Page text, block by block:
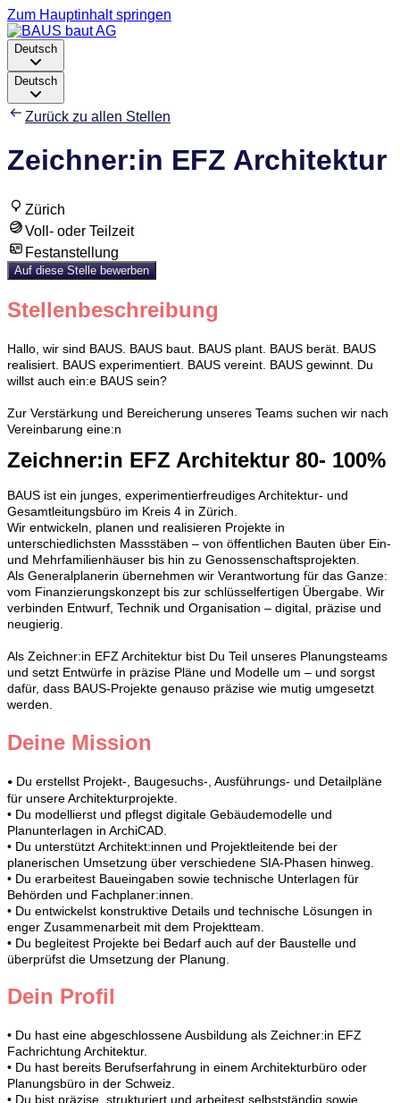
Zum Hauptinhalt springen
Deutsch
Deutsch
Zurück zu allen Stellen
Zeichner:in EFZ Architektur
Zürich
Voll- oder Teilzeit
Festanstellung
Auf diese Stelle bewerben
Stellenbeschreibung
Hallo, wir sind BAUS. BAUS baut. BAUS plant. BAUS berät. BAUS
realisiert. BAUS experimentiert. BAUS vereint. BAUS gewinnt. Du
willst auch ein:e BAUS sein?
Zur Verstärkung und Bereicherung unseres Teams suchen wir nach
Vereinbarung eine:n
Zeichner:in EFZ Architektur 80- 100%
BAUS ist ein junges, experimentierfreudiges Architektur- und
Gesamtleitungsbüro im Kreis 4 in Zürich.
Wir entwickeln, planen und realisieren Projekte in
unterschiedlichsten Massstäben – von öffentlichen Bauten über Ein-
und Mehrfamilienhäuser bis hin zu Genossenschaftsprojekten.
Als Generalplanerin übernehmen wir Verantwortung für das Ganze:
vom Finanzierungskonzept bis zur schlüsselfertigen Übergabe. Wir
verbinden Entwurf, Technik und Organisation – digital, präzise und
neugierig.
Als Zeichner:in EFZ Architektur bist Du Teil unseres Planungsteams
und setzt Entwürfe in präzise Pläne und Modelle um – und sorgst
dafür, dass BAUS-Projekte genauso präzise wie mutig umgesetzt
werden.
Deine Mission
• Du erstellst Projekt-, Baugesuchs-, Ausführungs- und Detailpläne
für unsere Architekturprojekte.
• Du modellierst und pflegst digitale Gebäudemodelle und
Planunterlagen in ArchiCAD.
• Du unterstützt Architekt:innen und Projektleitende bei der
planerischen Umsetzung über verschiedene SIA-Phasen hinweg.
• Du erarbeitest Baueingaben sowie technische Unterlagen für
Behörden und Fachplaner:innen.
• Du entwickelst konstruktive Details und technische Lösungen in
enger Zusammenarbeit mit dem Projektteam.
• Du begleitest Projekte bei Bedarf auch auf der Baustelle und
überprüfst die Umsetzung der Planung.
Dein Profil
• Du hast eine abgeschlossene Ausbildung als Zeichner:in EFZ
Fachrichtung Architektur.
• Du hast bereits Berufserfahrung in einem Architekturbüro oder
Planungsbüro in der Schweiz.
• Du bist präzise, strukturiert und arbeitest selbstständig sowie